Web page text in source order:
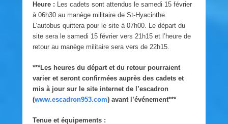
Heure : Les cadets sont attendus le samedi 15 février
à 06h30 au manège militaire de St-Hyacinthe.
L’autobus quittera pour le site à 07h00. Le départ du
site sera le samedi 15 février vers 21h15 et l’heure de
retour au manège militaire sera vers de 22h15.
***Les heures du départ et du retour pourraient
varier et seront confirmées auprès des cadets et
mis à jour sur le site internet de l’escadron
(www.escadron953.com) avant l’événement***
Tenue et équipements :